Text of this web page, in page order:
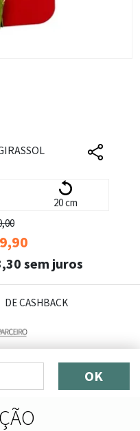
20 cm
sem juros
DE CASHBACK
OK